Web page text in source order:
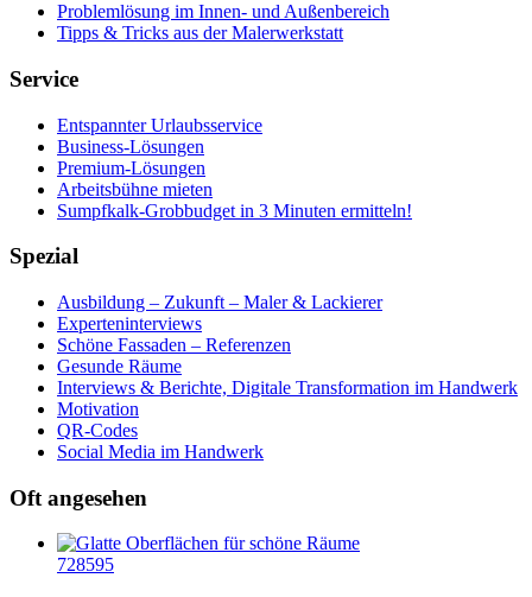
Problemlösung im Innen- und Außenbereich
Tipps & Tricks aus der Malerwerkstatt
Service
Entspannter Urlaubsservice
Business-Lösungen
Premium-Lösungen
Arbeitsbühne mieten
Sumpfkalk-Grobbudget in 3 Minuten ermitteln!
Spezial
Ausbildung – Zukunft – Maler & Lackierer
Experteninterviews
Schöne Fassaden – Referenzen
Gesunde Räume
Interviews & Berichte, Digitale Transformation im Handwerk
Motivation
QR-Codes
Social Media im Handwerk
Oft angesehen
728595